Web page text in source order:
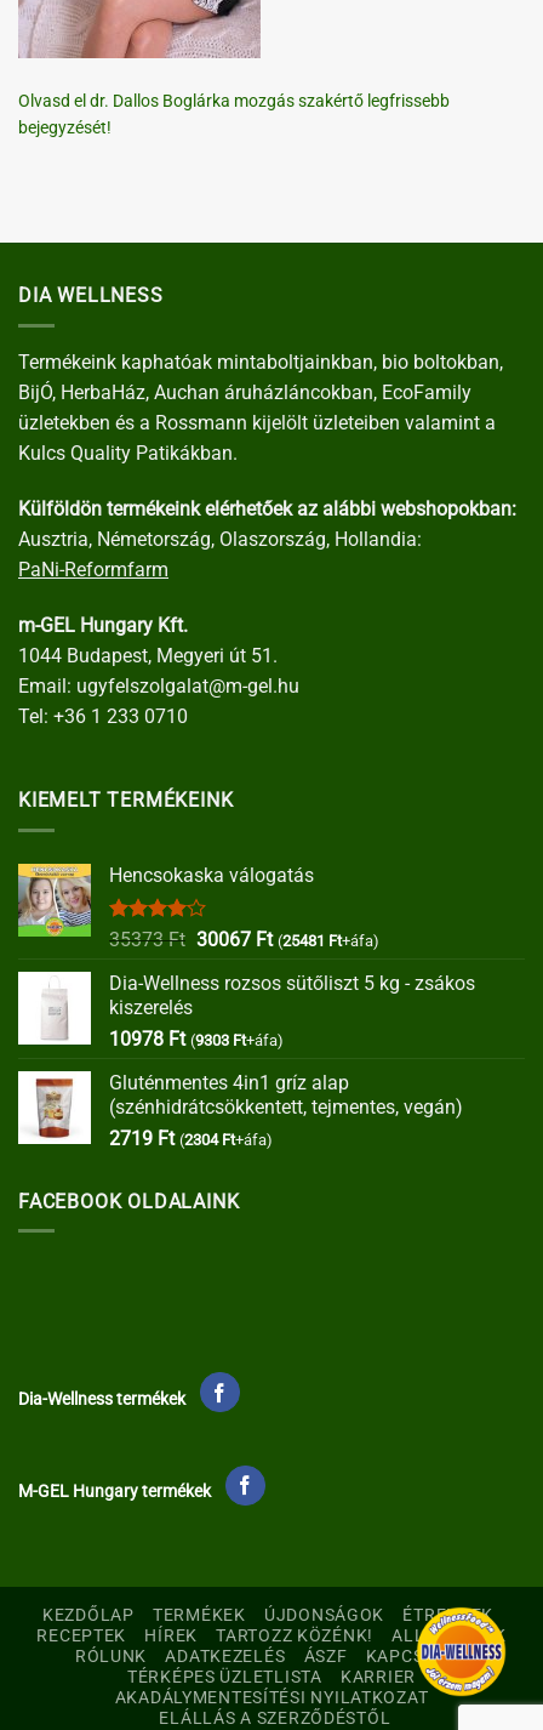
Olvasd el dr. Dallos Boglárka mozgás szakértő legfrissebb
bejegyzését!
DIA WELLNESS
Termékeink kaphatóak mintaboltjainkban, bio boltokban,
BijÓ, HerbaHáz, Auchan áruházláncokban, EcoFamily
üzletekben és a Rossmann kijelölt üzleteiben valamint a
Kulcs Quality Patikákban.
Külföldön termékeink elérhetőek az alábbi webshopokban:
Ausztria, Németország, Olaszország, Hollandia:
PaNi-Reformfarm
m-GEL Hungary Kft.
1044 Budapest, Megyeri út 51.
Email: ugyfelszolgalat@m-gel.hu
Tel: +36 1 233 0710
KIEMELT TERMÉKEINK
Hencsokaska válogatás
Értékelés:
35373Ft Original
was:
30067 FtCurrent
is:
(25481 Ft+áfa)
Dia-Wellness rozsos sütőliszt 5 kg - zsákos
kiszerelés
10978 Ft (9303 Ft+áfa)
Gluténmentes 4in1 gríz alap
(szénhidrátcsökkentett, tejmentes, vegán)
2719 Ft (2304 Ft+áfa)
FACEBOOK OLDALAINK
Dia-Wellness termékek
M-GEL Hungary termékek
KEZDŐLAP TERMÉKEK ÚJDONSÁGOK
ÉTRENDEK
RECEPTEK
HÍREK TARTOZZ KÖZÉNK!
ALLERGÉNEK
RÓLUNK
ADATKEZELÉS ÁSZF
KAPCSOLAT
TÉRKÉPES ÜZLETLISTA
KARRIER
AKADÁLYMENTESÍTÉSI NYILATKOZAT
ELÁLLÁS A SZERZŐDÉSTŐL